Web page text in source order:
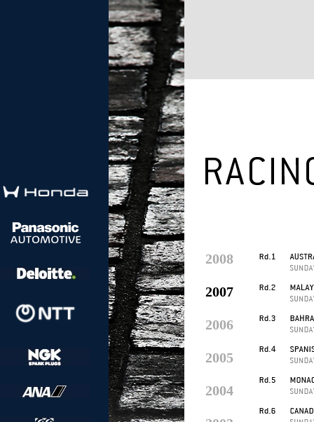
2008
2007
2006
2005
2004